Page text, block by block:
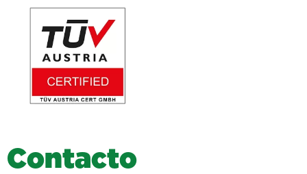
Contacto